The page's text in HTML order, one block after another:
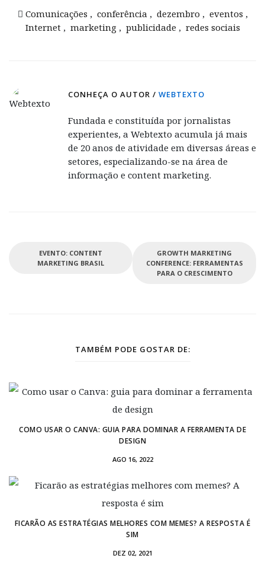
Comunicações , conferência , dezembro , eventos ,
Internet , marketing , publicidade , redes sociais
CONHEÇA O AUTOR / WEBTEXTO
Fundada e constituída por jornalistas
experientes, a Webtexto acumula já mais
de 20 anos de atividade em diversas áreas e
setores, especializando-se na área de
informação e content marketing.
EVENTO: CONTENT
MARKETING BRASIL
GROWTH MARKETING
CONFERENCE: FERRAMENTAS
PARA O CRESCIMENTO
TAMBÉM PODE GOSTAR DE:
COMO USAR O CANVA: GUIA PARA DOMINAR A FERRAMENTA DE
DESIGN
AGO 16, 2022
FICARÃO AS ESTRATÉGIAS MELHORES COM MEMES? A RESPOSTA É
SIM
DEZ 02, 2021